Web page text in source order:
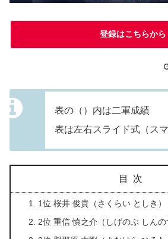
登録はこちらから
表の（）内は二軍成績
表は左右スライド式（スマ
目次
1位 桜井 俊貴（さくらい としき）
2位 重信 慎之介（しげのぶ しんの